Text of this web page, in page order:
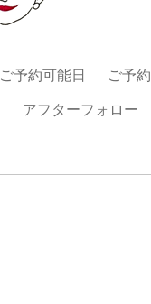
ご予約可能日 ご予約
アフターフォロー